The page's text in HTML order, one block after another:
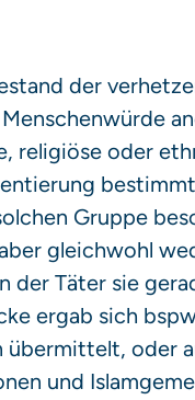
der
religiöse oder
Gruppe
gleichwohl
der Täter sie
ergab sich
übermittelt, oder
und